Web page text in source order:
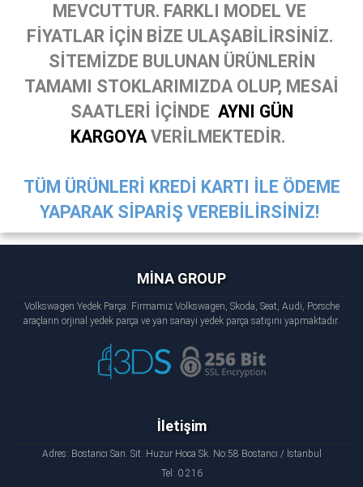
MEVCUTTUR. FARKLI MODEL VE
FİYATLAR İÇİN BİZE ULAŞABİLİRSİNİZ.
SİTEMİZDE BULUNAN ÜRÜNLERİN
TAMAMI STOKLARIMIZDA OLUP, MESAİ
SAATLERİ İÇİNDE AYNI GÜN
KARGOYA VERİLMEKTEDİR.
TÜM ÜRÜNLERİ KREDİ KARTI İLE ÖDEME
YAPARAK SİPARİŞ VEREBİLİRSİNİZ!
MİNA GROUP
Volkswagen Yedek Parça: Firmamız Volkswagen, Skoda, Seat, Audi, Porsche
araçların orjinal yedek parça ve yan sanayi yedek parça satışını yapmaktadır.
İletişim
Adres: Bostancı San. Sit. Huzur Hoca Sk. No:58 Bostancı / İstanbul
Tel: 0 216